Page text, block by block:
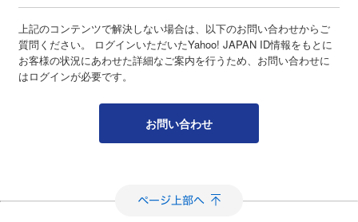
上記のコンテンツで解決しない場合は、以下のお問い合わせからご
質問ください。 ログインいただいたYahoo! JAPAN ID情報をもとに
お客様の状況にあわせた詳細なご案内を行うため、お問い合わせに
はログインが必要です。
お問い合わせ